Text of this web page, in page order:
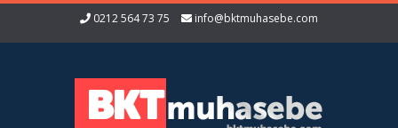
0212 564 73 75 info@bktmuhasebe.com